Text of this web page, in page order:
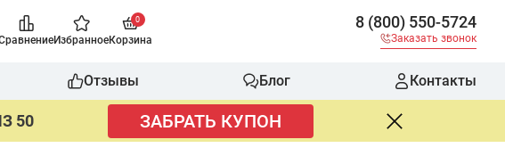
Избранное
0
Корзина
8 (800) 550-5724
Заказать звонок
Отзывы Блог Контакты
50 ЗАБРАТЬ КУПОН